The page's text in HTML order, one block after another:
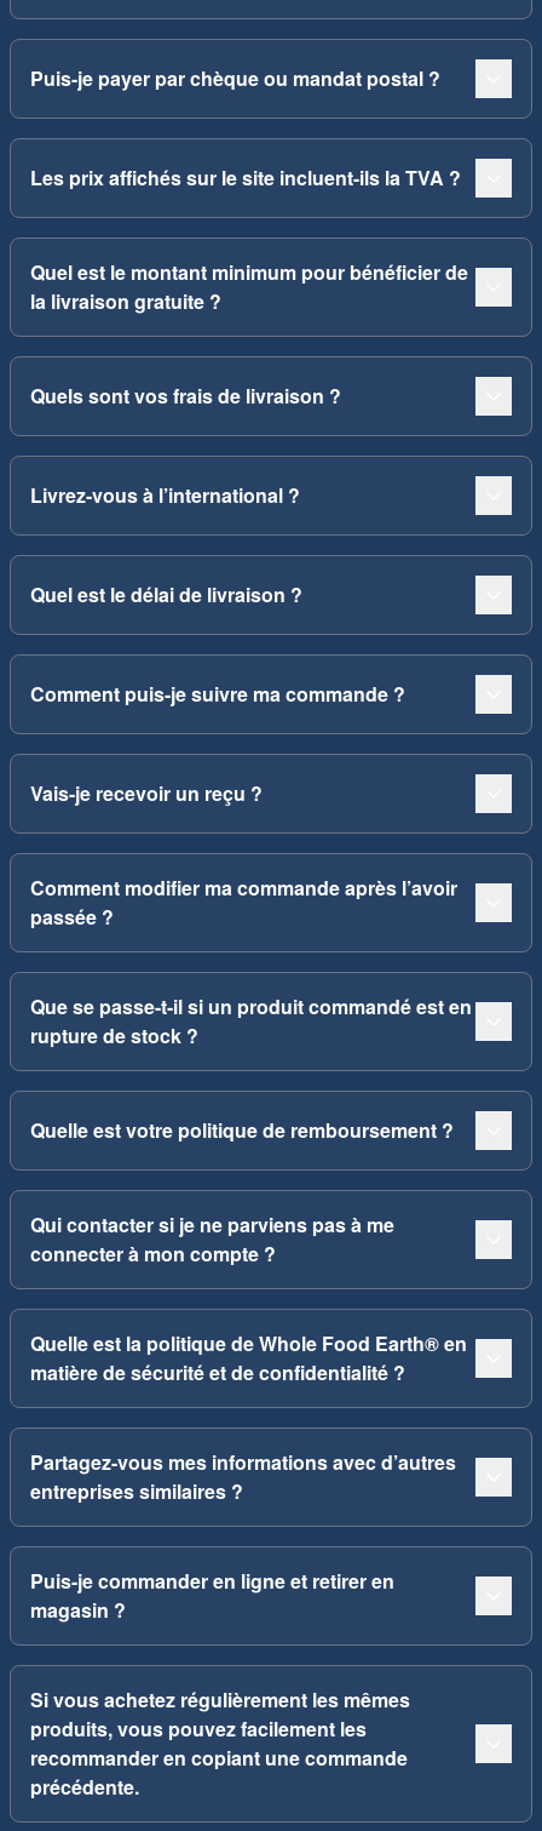
Puis-je payer par chèque ou mandat postal ?
Les prix affichés sur le site incluent-ils la TVA ?
Quel est le montant minimum pour bénéficier de
la livraison gratuite ?
Quels sont vos frais de livraison ?
Livrez-vous à l’international ?
Quel est le délai de livraison ?
Comment puis-je suivre ma commande ?
Vais-je recevoir un reçu ?
Comment modifier ma commande après l’avoir
passée ?
Que se passe-t-il si un produit commandé est en
rupture de stock ?
Quelle est votre politique de remboursement ?
Qui contacter si je ne parviens pas à me
connecter à mon compte ?
Quelle est la politique de Whole Food Earth® en
matière de sécurité et de confidentialité ?
Partagez-vous mes informations avec d’autres
entreprises similaires ?
Puis-je commander en ligne et retirer en
magasin ?
Si vous achetez régulièrement les mêmes
produits, vous pouvez facilement les
recommander en copiant une commande
précédente.